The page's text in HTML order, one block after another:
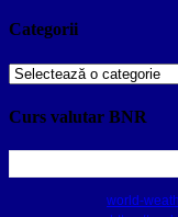
Categorii
Categorii
Curs valutar BNR
world-